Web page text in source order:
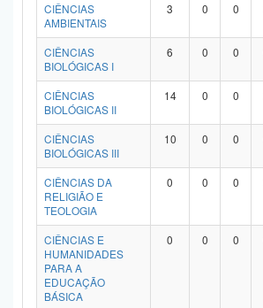
CIÊNCIAS
AMBIENTAIS
3 0 0
CIÊNCIAS
BIOLÓGICAS I
6 0 0
CIÊNCIAS
BIOLÓGICAS II
14 0 0
CIÊNCIAS
BIOLÓGICAS III
10 0 0
CIÊNCIAS DA
RELIGIÃO E
TEOLOGIA
0 0 0
CIÊNCIAS E
HUMANIDADES
PARA A
EDUCAÇÃO
BÁSICA
0 0 0